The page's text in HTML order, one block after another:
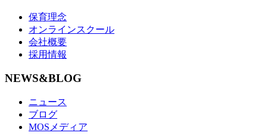
保育理念
オンラインスクール
会社概要
採用情報
NEWS&BLOG
ニュース
ブログ
MOSメディア